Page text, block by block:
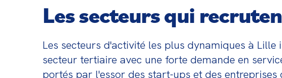
Les secteurs qui
Les secteurs d'activité les plus dynamiques à
secteur tertiaire avec une forte demande en
portés par l'essor des start-ups et des